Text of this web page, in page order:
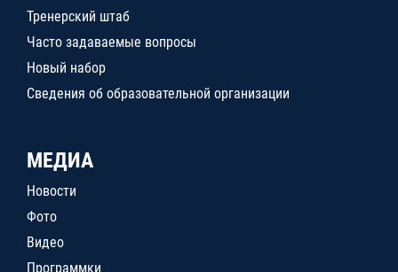
Тренерский штаб
Часто задаваемые вопросы
Новый набор
Сведения об образовательной организации
МЕДИА
Новости
Фото
Видео
Программки